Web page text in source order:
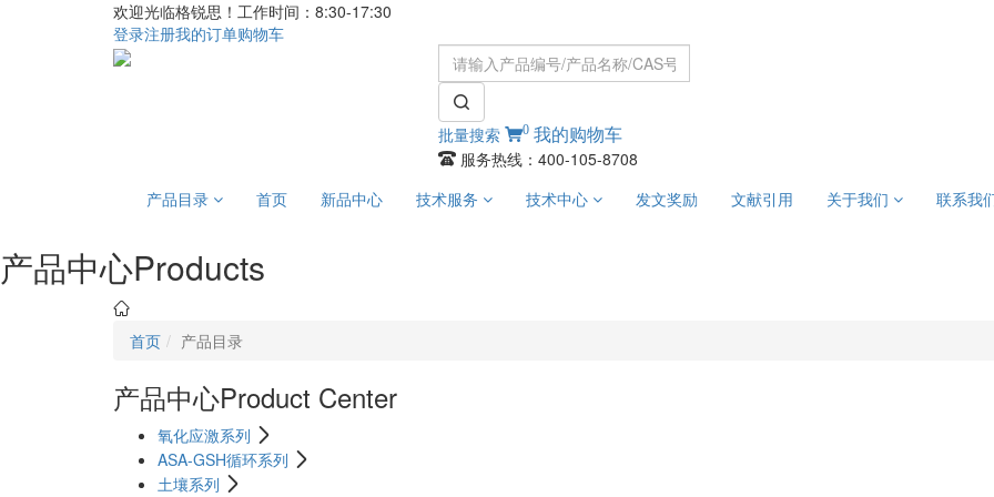
欢迎光临格锐思！工作时间：8:30-17:30
登录注册我的订单购物车
批量搜索 0我的购物车
服务热线：400-105-8708
产品目录
首页 新品中心 技术服务 技术中心 发文奖励 文献引用 关于我们 联系我
产品中心Products
首页 产品目录
产品中心Product Center
氧化应激系列
ASA-GSH循环系列
土壤系列